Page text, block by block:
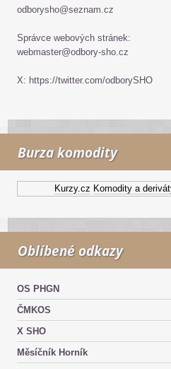
odborysho@seznam.cz
Správce webových stránek:
webmaster@odbory-sho.cz
X: https://twitter.com/odborySHO
Burza komodity
Kurzy.cz Komodity a deriváty
Oblíbené odkazy
OS PHGN
ČMKOS
X SHO
Měsíčník Horník